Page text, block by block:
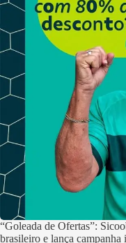
“Goleada de Ofertas”:
brasileiro e lança campanha